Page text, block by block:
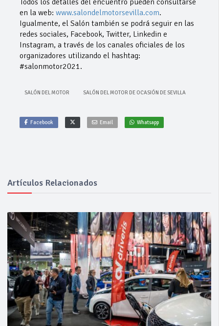
Todos los detalles del encuentro pueden consultarse
en la web: www.salondelmotorsevilla.com.
Igualmente, el Salón también se podrá seguir en las
redes sociales, Facebook, Twitter, Linkedin e
Instagram, a través de los canales oficiales de los
organizadores utilizando el hashtag:
#salonmotor2021.
SALÓN DEL MOTOR SALÓN DEL MOTOR DE OCASIÓN DE SEVILLA
Facebook Email Whatsapp
Artículos Relacionados